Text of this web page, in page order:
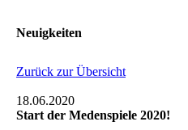
Neuigkeiten
Zurück zur Übersicht
18.06.2020
Start der Medenspiele 2020!